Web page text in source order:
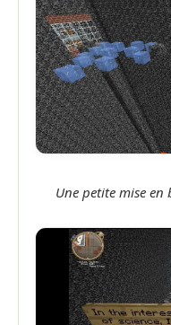
Une petite mise en